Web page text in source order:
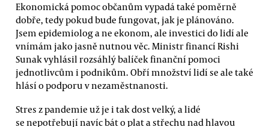
Ekonomická pomoc občanům vypadá také poměrně
dobře, tedy pokud bude fungovat, jak je plánováno.
Jsem epidemiolog a ne ekonom, ale investici do lidí ale
vnímám jako jasně nutnou věc. Ministr financí Rishi
Sunak vyhlásil rozsáhlý balíček finanční pomoci
jednotlivcům i podnikům. Obří množství lidí se ale také
hlásí o podporu v nezaměstnanosti.
Stres z pandemie už je i tak dost velký, a lidé
se nepotřebují navíc bát o plat a střechu nad hlavou